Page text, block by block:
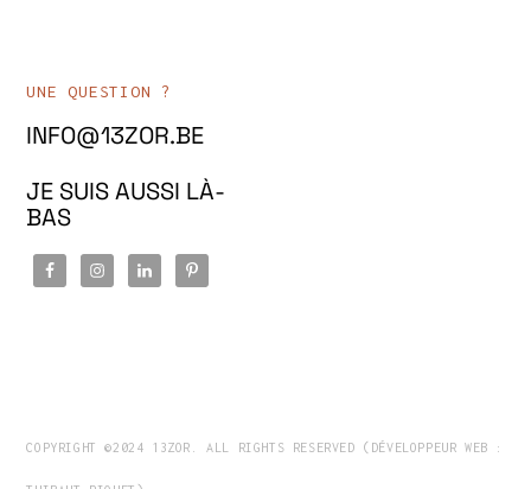
UNE QUESTION ?
INFO@13ZOR.BE
JE SUIS AUSSI LÀ-
BAS
COPYRIGHT ©2024 13ZOR. ALL RIGHTS RESERVED (DÉVELOPPEUR WEB :